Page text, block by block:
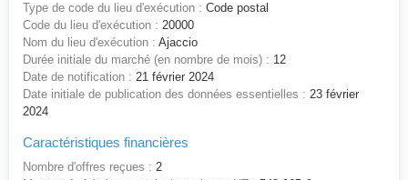
Type de code du lieu d'exécution : Code postal
Code du lieu d'exécution : 20000
Nom du lieu d'exécution : Ajaccio
Durée initiale du marché (en nombre de mois) : 12
Date de notification : 21 février 2024
Date initiale de publication des données essentielles : 23 février
2024
Caractéristiques financières
Nombre d'offres reçues : 2